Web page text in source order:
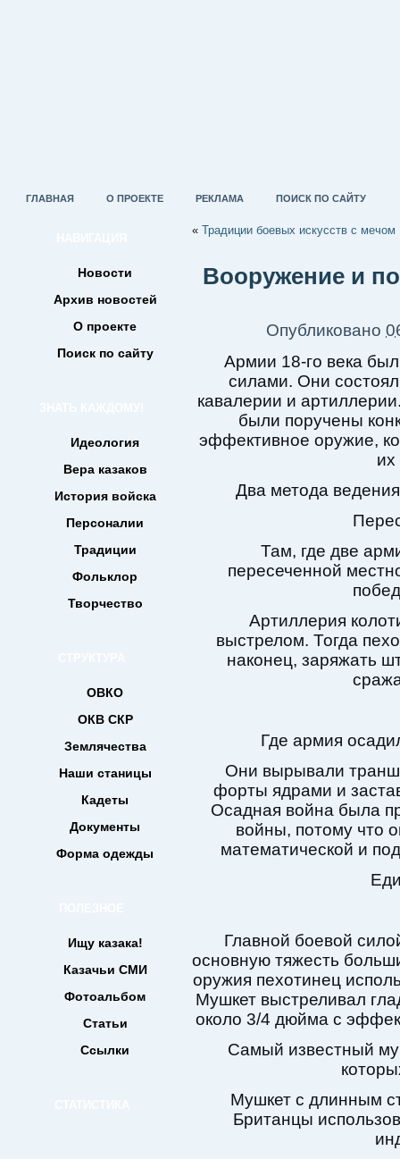
ГЛАВНАЯ О ПРОЕКТЕ РЕКЛАМА ПОИСК ПО САЙТУ
Новости
Архив новостей
О проекте
Поиск по сайту
Идеология
Вера казаков
История войска
Персоналии
Традиции
Фольклор
Творчество
ОВКО
ОКВ СКР
Землячества
Наши станицы
Кадеты
Документы
Форма одежды
Ищу казака!
Казачьи СМИ
Фотоальбом
Статьи
Ссылки
« Традиции боевых искусств с мечом
Вооружение и
Опубликовано
Армии 18-го века
силами. Они
кавалерии и
были поручены
эффективное оружие,
их
Два метода
Там, где две
пересеченной
Артиллерия
выстрелом. Тогда
наконец, заряжать
Где армия
Они вырывали
форты ядрами и
Осадная война была
войны, потому что
математической и
Главной боевой
основную тяжесть
оружия пехотинец
Мушкет выстреливал
около 3/4 дюйма с
Самый известный
Мушкет с длинным
Британцы